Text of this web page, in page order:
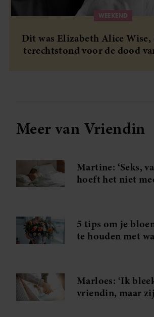
WEEKEND
Dit was Elizabeth Alice Wise,
terechtstond voor de dood
Meer van Vriendin
Martine: ‘Seks,
hoeft het niet
5 tips om je
te houden met
Marloes: ‘Ik
vriendin, maar